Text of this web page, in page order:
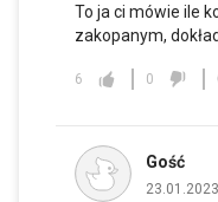
To ja ci mówie ile
zakopanym,
6 0
Gość